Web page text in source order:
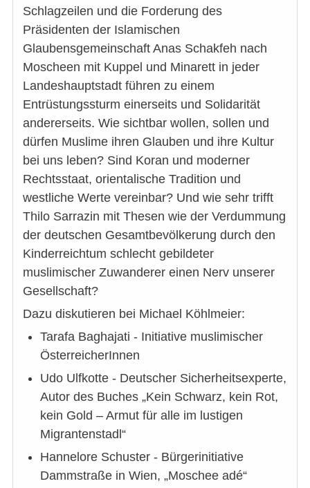
Schlagzeilen und die Forderung des
Präsidenten der Islamischen
Glaubensgemeinschaft Anas Schakfeh nach
Moscheen mit Kuppel und Minarett in jeder
Landeshauptstadt führen zu einem
Entrüstungssturm einerseits und Solidarität
andererseits. Wie sichtbar wollen, sollen und
dürfen Muslime ihren Glauben und ihre Kultur
bei uns leben? Sind Koran und moderner
Rechtsstaat, orientalische Tradition und
westliche Werte vereinbar? Und wie sehr trifft
Thilo Sarrazin mit Thesen wie der Verdummung
der deutschen Gesamtbevölkerung durch den
Kinderreichtum schlecht gebildeter
muslimischer Zuwanderer einen Nerv unserer
Gesellschaft?
Dazu diskutieren bei Michael Köhlmeier:
Tarafa Baghajati - Initiative muslimischer
ÖsterreicherInnen
Udo Ulfkotte - Deutscher Sicherheitsexperte,
Autor des Buches „Kein Schwarz, kein Rot,
kein Gold – Armut für alle im lustigen
Migrantenstadl“
Hannelore Schuster - Bürgerinitiative
Dammstraße in Wien, „Moschee adé“